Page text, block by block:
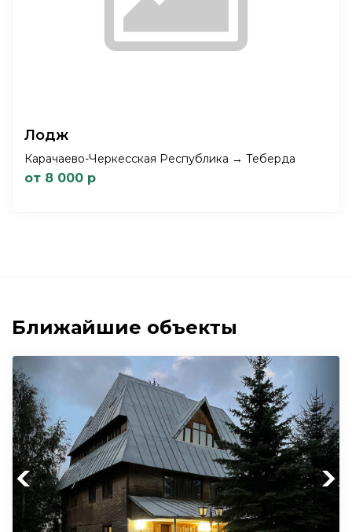
Лодж
Карачаево-Черкесская Республика → Теберда
от 8 000 р
Ближайшие объекты
Previous Next